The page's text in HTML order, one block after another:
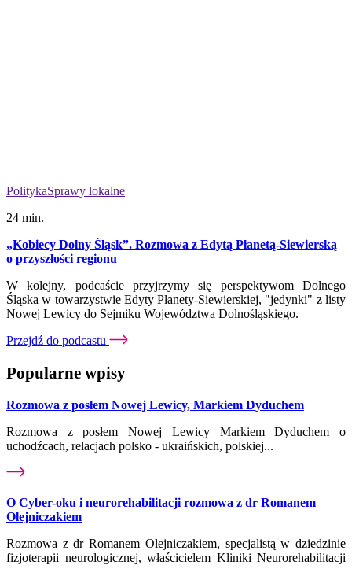
PolitykaSprawy lokalne
24 min.
„Kobiecy Dolny Śląsk”. Rozmowa z Edytą Płanetą-Siewierską
o przyszłości regionu
W kolejny, podcaście przyjrzymy się perspektywom Dolnego
Śląska w towarzystwie Edyty Płanety-Siewierskiej, "jedynki" z listy
Nowej Lewicy do Sejmiku Województwa Dolnośląskiego.
Przejdź do podcastu
Popularne wpisy
Rozmowa z posłem Nowej Lewicy, Markiem Dyduchem
Rozmowa z posłem Nowej Lewicy Markiem Dyduchem o
uchodźcach, relacjach polsko - ukraińskich, polskiej...
O Cyber-oku i neurorehabilitacji rozmowa z dr Romanem
Olejniczakiem
Rozmowa z dr Romanem Olejniczakiem, specjalistą w dziedzinie
fizjoterapii neurologicznej, właścicielem Kliniki Neurorehabilitacji